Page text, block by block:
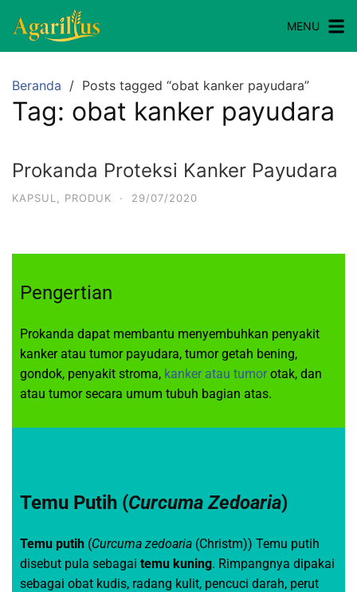
MENU
Beranda Posts tagged “obat kanker payudara”
Tag: obat kanker payudara
Prokanda Proteksi Kanker Payudara
KAPSUL PRODUK · 29/07/2020
Pengertian
Prokanda dapat membantu menyembuhkan penyakit
kanker atau tumor payudara, tumor getah bening,
gondok, penyakit stroma, kanker atau tumorotak, dan
atau tumor secara umum tubuh bagian atas.
Temu Putih (Curcuma Zedoaria)
Temu putih (Curcuma zedoaria (Christm)) Temu putih
disebut pula sebagai temu kuning. Rimpangnya dipakai
sebagai obat kudis, radang kulit, pencuci darah, perut